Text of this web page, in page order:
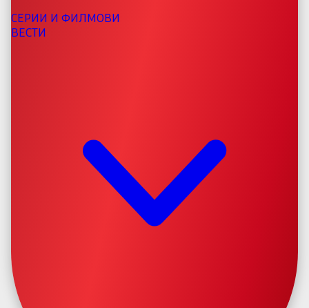
СЕРИИ И ФИЛМОВИ
ВЕСТИ